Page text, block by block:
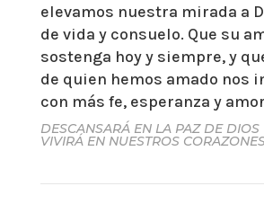
elevamos nuestra mirada a
de vida y consuelo. Que su
sostenga hoy y siempre, y
de quien hemos amado nos
con más fe, esperanza y
DESCANSARÁ EN LA PAZ DE
VIVIRÁ EN NUESTROS